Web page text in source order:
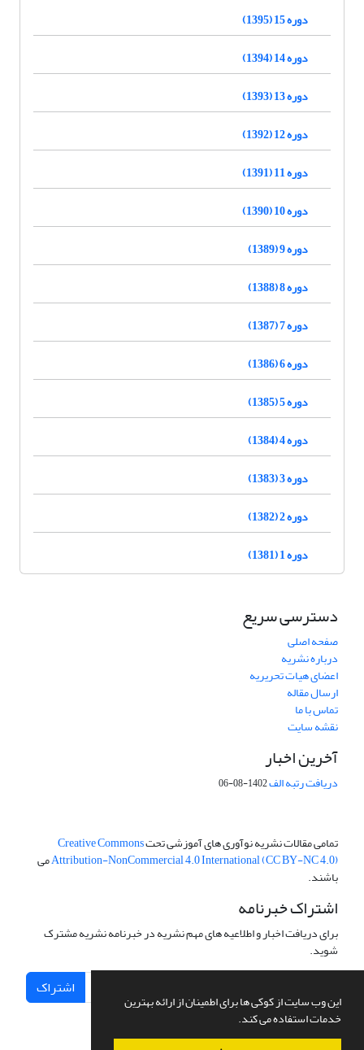
این وب سایت از کوکی ها برای اطمینان از ارائه بهترین
خدمات استفاده می کند.
دوره 15 (1395)
دوره 14 (1394)
دوره 13 (1393)
دوره 12 (1392)
دوره 11 (1391)
دوره 10 (1390)
دوره 9 (1389)
دوره 8 (1388)
دوره 7 (1387)
دوره 6 (1386)
دوره 5 (1385)
دوره 4 (1384)
دوره 3 (1383)
دوره 2 (1382)
دوره 1 (1381)
دسترسی سریع
صفحه اصلی
درباره نشریه
اعضای هیات تحریریه
ارسال مقاله
تماس با ما
نقشه سایت
آخرین اخبار
دریافت رتبه الف1402-08-06
تمامی مقالات نشریه نوآوری های آموزشی تحتCreative Commons
Attribution-NonCommercial 4.0 International (CC BY-NC 4.0)می
باشند.
اشتراک خبرنامه
برای دریافت اخبار و اطلاعیه های مهم نشریه در خبرنامه نشریه مشترک
شوید.
اشتراک